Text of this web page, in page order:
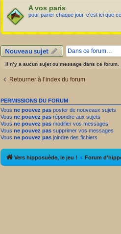
A vos paris
pour parier chaque jour, c'est ici que
Nouveau sujet
Il n’y a aucun sujet ou message dans ce forum.
Retourner à l’index du forum
PERMISSIONS DU FORUM
Vous ne pouvez pas poster de nouveaux sujets
Vous ne pouvez pas répondre aux sujets
Vous ne pouvez pas modifier vos messages
Vous ne pouvez pas supprimer vos messages
Vous ne pouvez pas joindre des fichiers
Vers hipposuède, le jeu ! Forum